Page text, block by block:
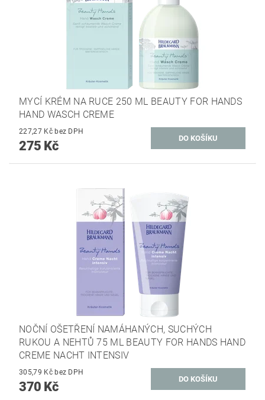
MYCÍ KRÉM NA RUCE 250 ML BEAUTY FOR HANDS
HAND WASCH CREME
227,27 Kč bez DPH
275 Kč
NOČNÍ OŠETŘENÍ NAMÁHANÝCH, SUCHÝCH
RUKOU A NEHTŮ 75 ML BEAUTY FOR HANDS HAND
CREME NACHT INTENSIV
305,79 Kč bez DPH
370 Kč